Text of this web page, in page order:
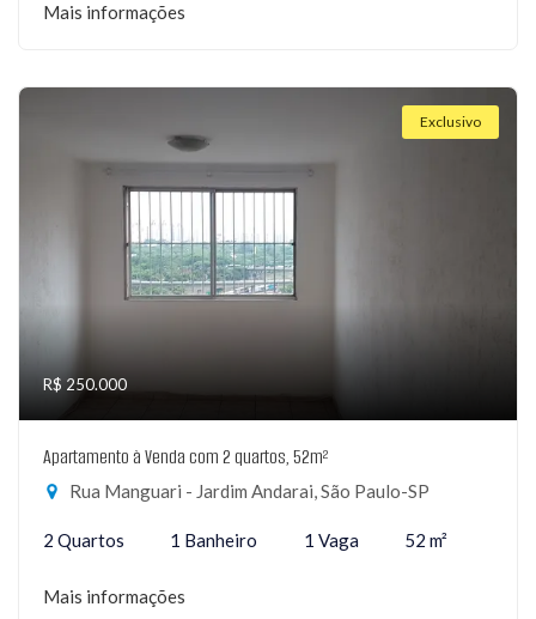
Mais informações
Exclusivo
R$ 250.000
Apartamento à Venda com 2 quartos, 52m²
Rua Manguari - Jardim Andarai, São Paulo-SP
2 Quartos 1 Banheiro 1 Vaga 52 m²
Mais informações